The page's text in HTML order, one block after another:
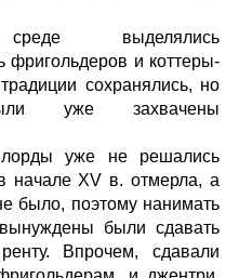
выделялись
и коттеры-
сохранялись, но
уже захвачены
уже не решались
начале XV в. отмерла, а
было, поэтому нанимать
были сдавать
Впрочем, сдавали